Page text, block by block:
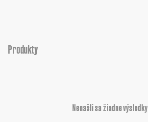
Produkty
Nenašli sa žiadne výsledky